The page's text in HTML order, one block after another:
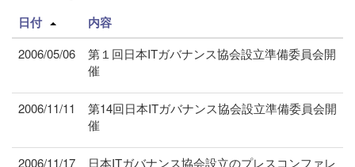
日付 内容
2006/05/06
第１回日本ITガバナンス協会設立準備委員会開
催
2006/11/11
第14回日本ITガバナンス協会設立準備委員会開
催
2006/11/17
日本ITガバナンス協会設立のプレスコンファレ